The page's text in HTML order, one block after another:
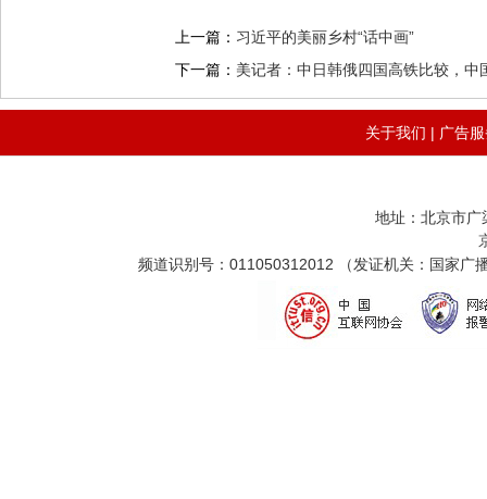
上一篇： 习近平的美丽乡村“话中画”
下一篇： 美记者：中日韩俄四国高铁比较，中
关于我们 | 广告
地址：北京市广
频道识别号：011050312012 （发证机关：国家广